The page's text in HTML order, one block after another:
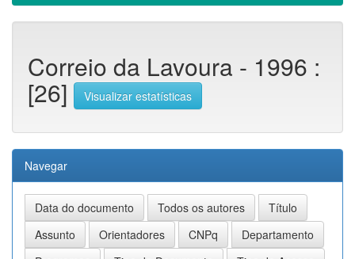
Correio da Lavoura - 1996 :
[26] Visualizar estatísticas
Navegar